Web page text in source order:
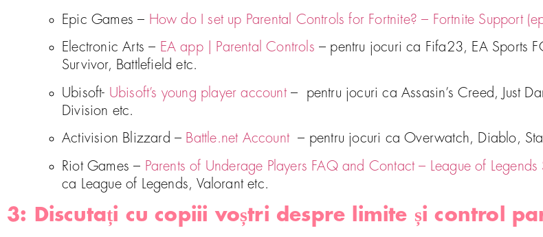
Epic Games – How do I set up Parental Controls for Fortnite? – Fortnite Support
Electronic Arts – EA app | Parental Controls – pentru jocuri ca Fifa23, EA Sports
Survivor, Battlefield etc.
Ubisoft- Ubisoft’s young player account– pentru jocuri ca Assasin’s Creed, Just
Division etc.
Activision Blizzard – Battle.net Account– pentru jocuri ca Overwatch, Diablo,
Riot Games – Parents of Underage Players FAQ and Contact – League of
ca League of Legends, Valorant etc.
3: Discutați cu copiii voștri despre limite și control